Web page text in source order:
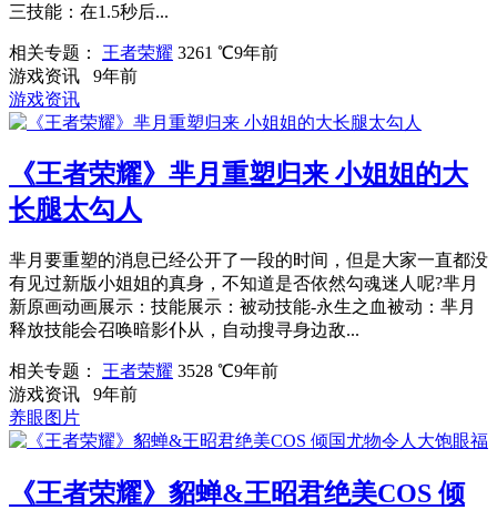
三技能：在1.5秒后...
相关专题： 王者荣耀 3261 ℃9年前
游戏资讯
9年前
游戏资讯
《王者荣耀》芈月重塑归来 小姐姐的大
长腿太勾人
芈月要重塑的消息已经公开了一段的时间，但是大家一直都没
有见过新版小姐姐的真身，不知道是否依然勾魂迷人呢?芈月
新原画动画展示：技能展示：被动技能-永生之血被动：芈月
释放技能会召唤暗影仆从，自动搜寻身边敌...
相关专题： 王者荣耀 3528 ℃9年前
游戏资讯
9年前
养眼图片
《王者荣耀》貂蝉&王昭君绝美COS 倾